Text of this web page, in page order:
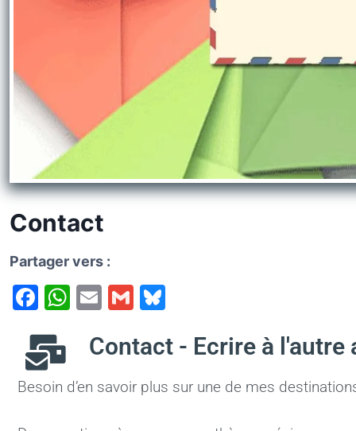
Contact
Partager vers :
F
c
e
b
o
W
at
s
A
p
E
ai
G
ai e
k
y
Contact - Ecrire à l'autre
Besoin d’en savoir plus sur une de mes